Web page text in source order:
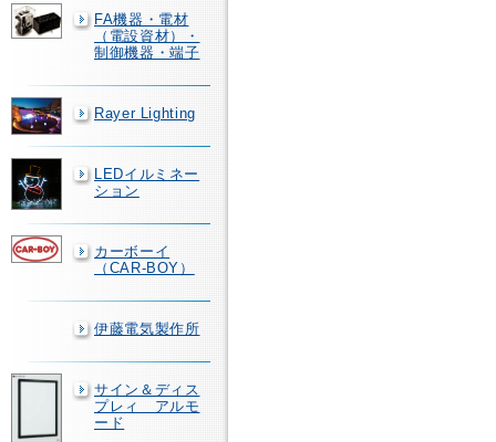
FA機器・電材
（電設資材）・
制御機器・端子
Rayer Lighting
LEDイルミネー
ション
カーボーイ
（CAR-BOY）
伊藤電気製作所
サイン＆ディス
プレィ アルモ
ード